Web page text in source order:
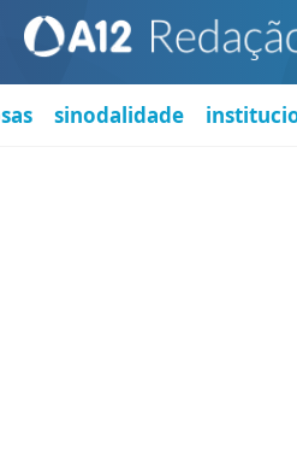
sinodalidade